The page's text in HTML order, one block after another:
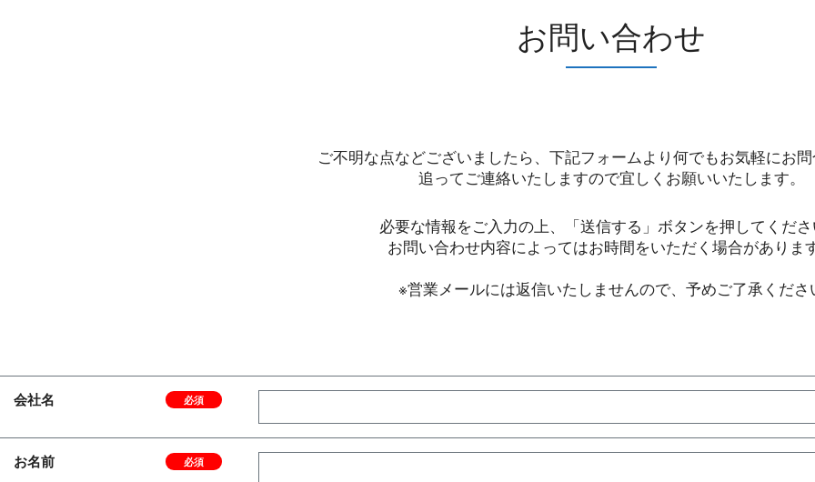
お問い合わせ
ご不明な点などございましたら、下記フォームより何でもお気軽にお問
追ってご連絡いたしますので宜しくお願いいたします。
必要な情報をご入力の上、「送信する」ボタンを押してくださ
お問い合わせ内容によってはお時間をいただく場合があります
※営業メールには返信いたしませんので、予めご了承くださ
会社名 必須
お名前 必須